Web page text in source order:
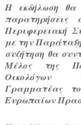
Η εκδήλωση θα
Περιφερειακή
με την
συζήτηση θα
Μέλος της
Οικολόγων
Γραμματέας
Ευρωπαίων